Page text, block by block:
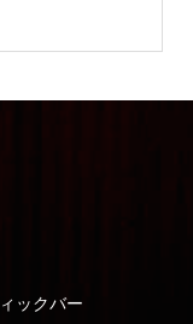
ックバー